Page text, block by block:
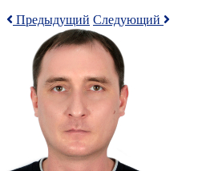
Предыдущий Следующий